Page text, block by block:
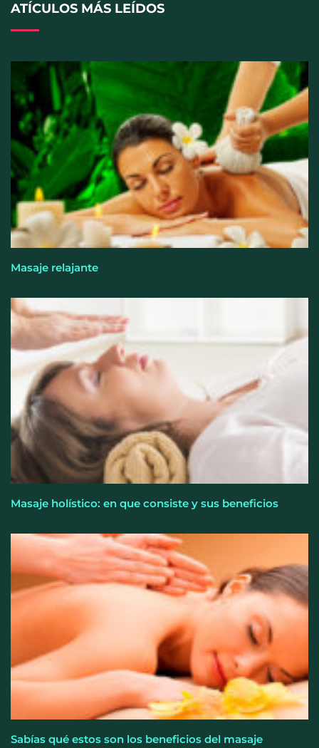
humedad prolongada, claves para prevenir una de
las infecciones más frecuentes
El entrenamiento femenino cambia de objetivo: la
fuerza y la salud ganan terreno a la clásica
‘pérdida de peso’, según Distrito Estudio
ATÍCULOS MÁS LEÍDOS
Masaje relajante
Masaje holístico: en que consiste y sus beneficios
Sabías qué estos son los beneficios del masaje